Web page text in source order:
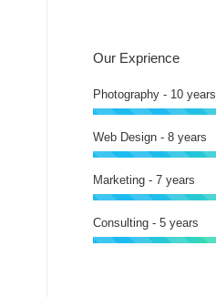
Our Exprience
Photography - 10 years
Web Design - 8 years
Marketing - 7 years
Consulting - 5 years